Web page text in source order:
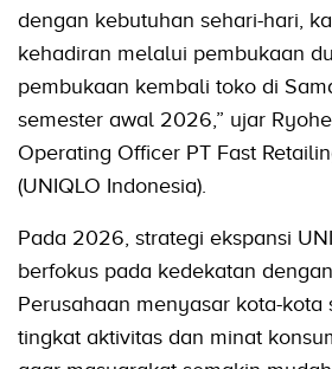
dengan kebutuhan sehari-hari,
kehadiran melalui pembukaan
pembukaan kembali toko di
semester awal 2026,” ujar
Operating Officer PT Fast
(UNIQLO Indonesia).
Pada 2026, strategi ekspansi
berfokus pada kedekatan
Perusahaan menyasar kota-kota
tingkat aktivitas dan minat